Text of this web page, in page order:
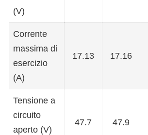
(V)
Corrente
massima di
esercizio
(A)
17.13 17.16
Tensione a
circuito
aperto (V)
47.7 47.9